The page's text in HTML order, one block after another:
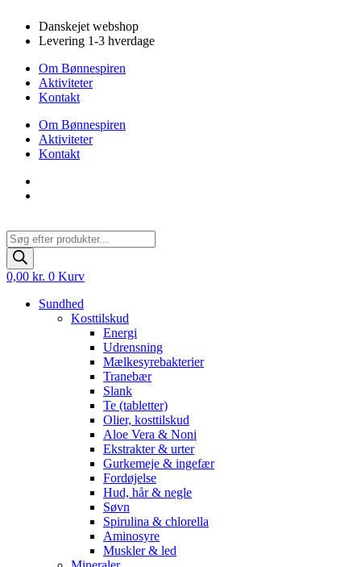
indhold
Danskejet webshop
Levering 1-3 hverdage
Om Bønnespiren
Aktiviteter
Kontakt
Om Bønnespiren
Aktiviteter
Kontakt
Products
search
0,00 kr. 0 Kurv
Sundhed
Kosttilskud
Energi
Udrensning
Mælkesyrebakterier
Tranebær
Slank
Te (tabletter)
Olier, kosttilskud
Aloe Vera & Noni
Ekstrakter & urter
Gurkemeje & ingefær
Fordøjelse
Hud, hår & negle
Søvn
Spirulina & chlorella
Aminosyre
Muskler & led